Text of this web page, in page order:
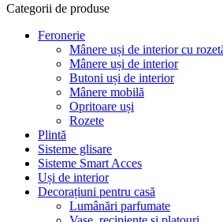
Categorii de produse
Feronerie
Mânere uși de interior cu
Mânere uși de interior
Butoni uși de interior
Mânere mobilă
Opritoare uși
Rozete
Plintă
Sisteme glisare
Sisteme Smart Acces
Uși de interior
Decorațiuni pentru casă
Lumânări parfumate